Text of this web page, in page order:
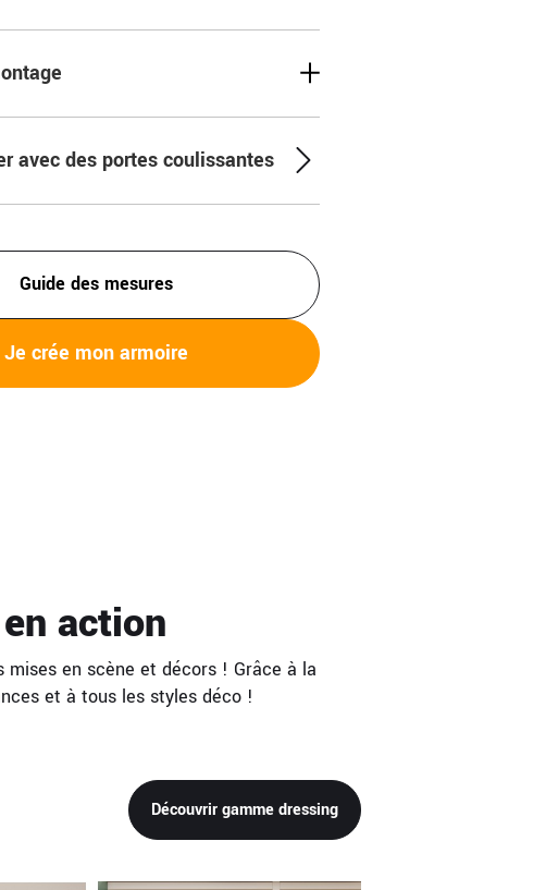
avec des portes coulissantes
Guide des mesures
Je crée mon armoire
action
mises en scène et décors ! Grâce à la
et à tous les styles déco !
Découvrir gamme dressing